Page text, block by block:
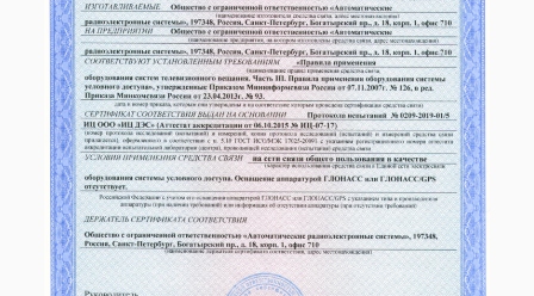
меню
Решения
открыть
меню
Полезная информация
открыть
меню
Часто задаваемые вопросы